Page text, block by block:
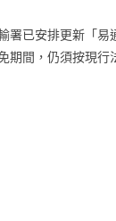
署已安排更新「易
期間，仍須按現行